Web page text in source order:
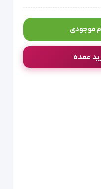
موجودی
عمده